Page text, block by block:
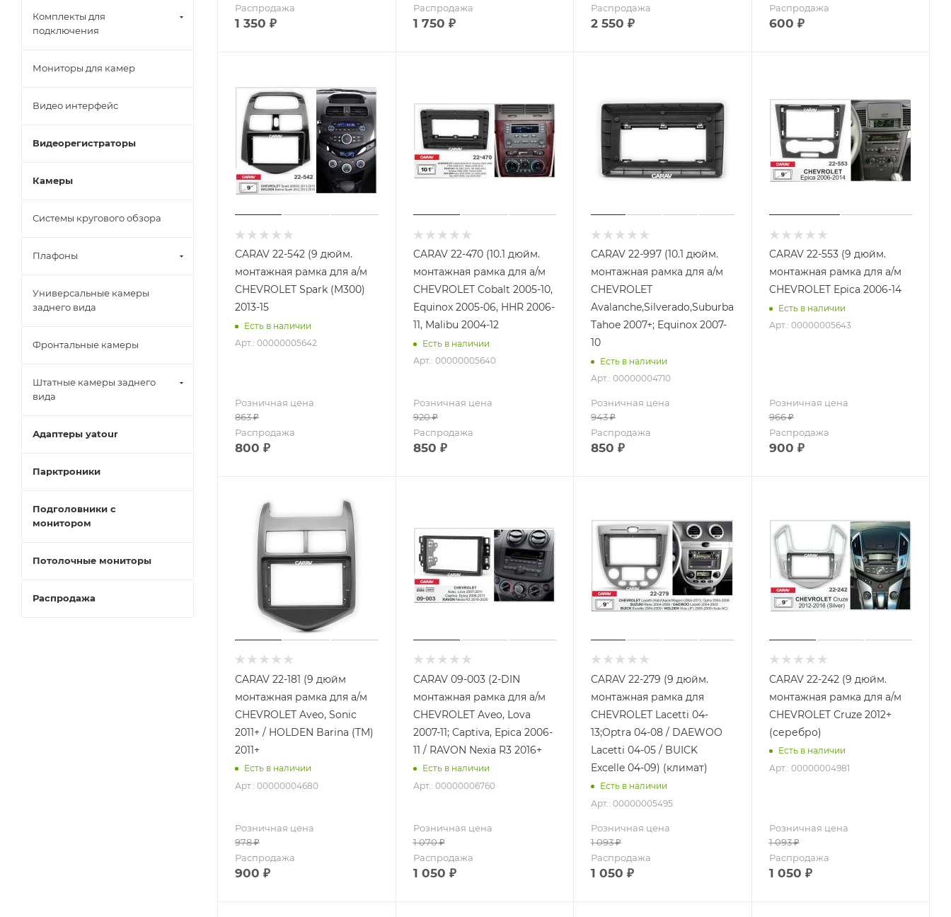
Распродажа
1 350 ₽
Распродажа
1 750 ₽
Распродажа
2 550 ₽
Распродажа
600 ₽
CARAV 22-542 (9 дюйм.
монтажная рамка для а/м
CHEVROLET Spark (M300)
2013-15
Есть в наличии
Арт.: 00000005642
Розничная цена
863₽
Распродажа
800 ₽
CARAV 22-470 (10.1 дюйм.
монтажная рамка для а/м
CHEVROLET Cobalt 2005-10,
Equinox 2005-06, HHR 2006-
11, Malibu 2004-12
Есть в наличии
Арт.: 00000005640
Розничная цена
920₽
Распродажа
850 ₽
CARAV 22-997 (10.1 дюйм.
монтажная рамка для а/м
CHEVROLET
Avalanche,Silverado,Suburban,
Tahoe 2007+; Equinox 2007-
10
Есть в наличии
Арт.: 00000004710
Розничная цена
943₽
Распродажа
850 ₽
CARAV 22-553 (9 дюйм.
монтажная рамка для а/м
CHEVROLET Epica 2006-14
Есть в наличии
Арт.: 00000005643
Розничная цена
966₽
Распродажа
900 ₽
CARAV 22-181 (9 дюйм
монтажная рамка для а/м
CHEVROLET Aveo, Sonic
2011+ / HOLDEN Barina (TM)
2011+
Есть в наличии
Арт.: 00000004680
Розничная цена
978₽
Распродажа
900 ₽
CARAV 09-003 (2-DIN
монтажная рамка для а/м
CHEVROLET Aveo, Lova
2007-11; Captiva, Epica 2006-
11 / RAVON Nexia R3 2016+
Есть в наличии
Арт.: 00000006760
Розничная цена
1 070₽
Распродажа
1 050 ₽
CARAV 22-279 (9 дюйм.
монтажная рамка для
CHEVROLET Lacetti 04-
13;Optra 04-08 / DAEWOO
Lacetti 04-05 / BUICK
Excelle 04-09) (климат)
Есть в наличии
Арт.: 00000005495
Розничная цена
1 093₽
Распродажа
1 050 ₽
CARAV 22-242 (9 дюйм.
монтажная рамка для а/м
CHEVROLET Cruze 2012+
(серебро)
Есть в наличии
Арт.: 00000004981
Розничная цена
1 093₽
Распродажа
1 050 ₽
Комплекты для
подключения
Мониторы для камер
Видео интерфейс
Видеорегистраторы
Камеры
Системы кругового обзора
Плафоны
Универсальные камеры
заднего вида
Фронтальные камеры
Штатные камеры заднего
вида
Адаптеры yatour
Парктроники
Подголовники с
монитором
Потолочные мониторы
Распродажа